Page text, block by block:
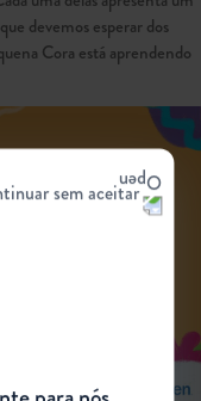
sem aceitar
devemos esperar dos
Cora está aprendendo